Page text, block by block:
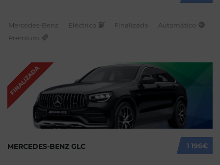
Mercedes-Benz Eléctrico Finalizada
Automático
Premium
FINALIZADA
1 196€
MERCEDES-BENZ GLC